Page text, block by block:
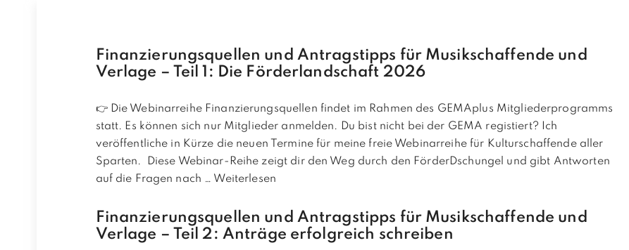
Finanzierungsquellen und Antragstipps für Musikschaffende und
Verlage – Teil 1: Die Förderlandschaft 2026
👉 Die Webinarreihe Finanzierungsquellen findet im Rahmen des GEMAplus Mitgliederprogramms
statt. Es können sich nur Mitglieder anmelden. Du bist nicht bei der GEMA registiert? Ich
veröffentliche in Kürze die neuen Termine für meine freie Webinarreihe für Kulturschaffende aller
Sparten. Diese Webinar-Reihe zeigt dir den Weg durch den FörderDschungel und gibt Antworten
auf die Fragen nach … Weiterlesen
Finanzierungsquellen und Antragstipps für Musikschaffende und
Verlage – Teil 2: Anträge erfolgreich schreiben